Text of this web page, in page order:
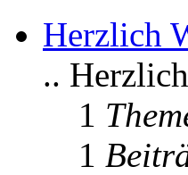
Herzlich
..
1
1